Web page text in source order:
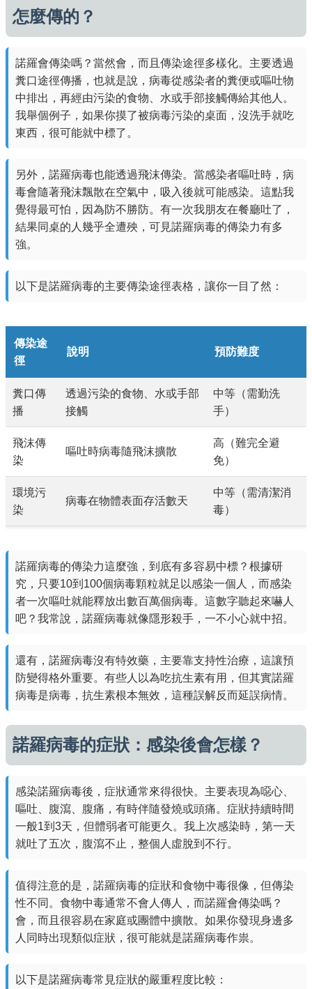
怎麼傳的？
諾羅會傳染嗎？當然會，而且傳染途徑多樣化。主要透過
糞口途徑傳播，也就是說，病毒從感染者的糞便或嘔吐物
中排出，再經由污染的食物、水或手部接觸傳給其他人。
我舉個例子，如果你摸了被病毒污染的桌面，沒洗手就吃
東西，很可能就中標了。
另外，諾羅病毒也能透過飛沫傳染。當感染者嘔吐時，病
毒會隨著飛沫飄散在空氣中，吸入後就可能感染。這點我
覺得最可怕，因為防不勝防。有一次我朋友在餐廳吐了，
結果同桌的人幾乎全遭殃，可見諾羅病毒的傳染力有多
強。
以下是諾羅病毒的主要傳染途徑表格，讓你一目了然：
傳染途
徑
說明 預防難度
糞口傳
播
透過污染的食物、水或手部
接觸
中等（需勤洗
手）
飛沫傳
染
嘔吐時病毒隨飛沫擴散
高（難完全避
免）
環境污
染
病毒在物體表面存活數天
中等（需清潔消
毒）
諾羅病毒的傳染力這麼強，到底有多容易中標？根據研
究，只要10到100個病毒顆粒就足以感染一個人，而感染
者一次嘔吐就能釋放出數百萬個病毒。這數字聽起來嚇人
吧？我常說，諾羅病毒就像隱形殺手，一不小心就中招。
還有，諾羅病毒沒有特效藥，主要靠支持性治療，這讓預
防變得格外重要。有些人以為吃抗生素有用，但其實諾羅
病毒是病毒，抗生素根本無效，這種誤解反而延誤病情。
諾羅病毒的症狀：感染後會怎樣？
感染諾羅病毒後，症狀通常來得很快。主要表現為噁心、
嘔吐、腹瀉、腹痛，有時伴隨發燒或頭痛。症狀持續時間
一般1到3天，但體弱者可能更久。我上次感染時，第一天
就吐了五次，腹瀉不止，整個人虛脫到不行。
值得注意的是，諾羅病毒的症狀和食物中毒很像，但傳染
性不同。食物中毒通常不會人傳人，而諾羅會傳染嗎？
會，而且很容易在家庭或團體中擴散。如果你發現身邊多
人同時出現類似症狀，很可能就是諾羅病毒作祟。
以下是諾羅病毒常見症狀的嚴重程度比較：